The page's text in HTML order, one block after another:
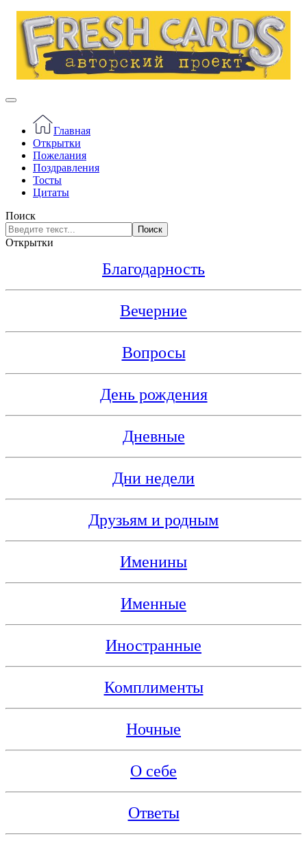
Главная
Открытки
Пожелания
Поздравления
Тосты
Цитаты
Поиск
Поиск
Открытки
Благодарность
Вечерние
Вопросы
День рождения
Дневные
Дни недели
Друзьям и родным
Именины
Именные
Иностранные
Комплименты
Ночные
О себе
Ответы